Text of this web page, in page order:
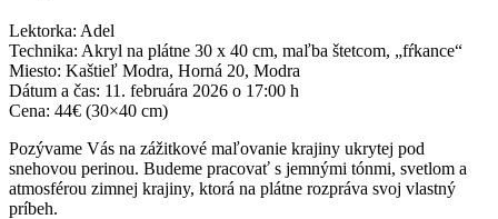
Lektorka: Adel
Technika: Akryl na plátne 30 x 40 cm, maľba štetcom, „fŕkance“
Miesto: Kaštieľ Modra, Horná 20, Modra
Dátum a čas: 11. februára 2026 o 17:00 h
Cena: 44€ (30×40 cm)
Pozývame Vás na zážitkové maľovanie krajiny ukrytej pod
snehovou perinou. Budeme pracovať s jemnými tónmi, svetlom a
atmosférou zimnej krajiny, ktorá na plátne rozpráva svoj vlastný
príbeh.